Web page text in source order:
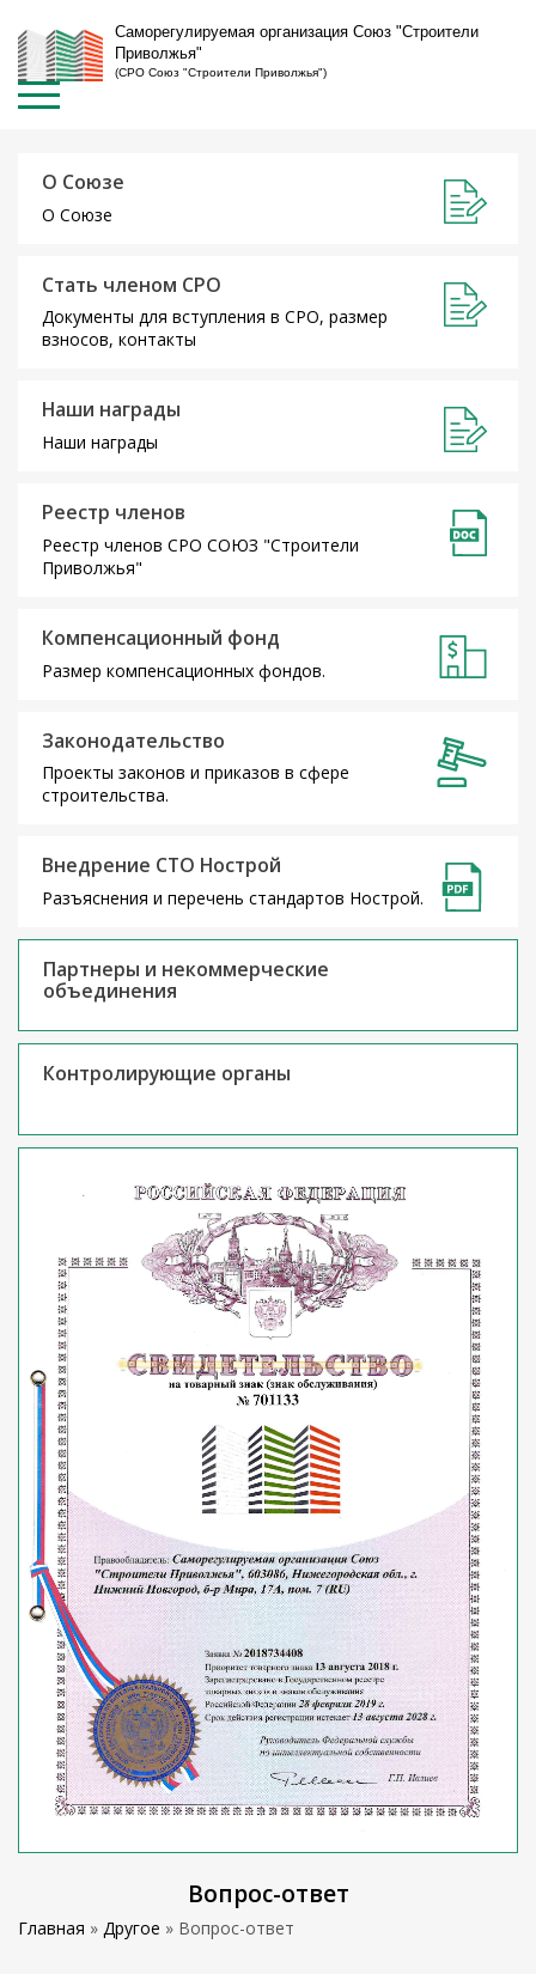
Саморегулируемая организация Союз "Строители
Приволжья"
(СРО Союз "Строители Приволжья")
О Союзе
О Союзе
Стать членом СРО
Документы для вступления в СРО, размер
взносов, контакты
Наши награды
Наши награды
Реестр членов
Реестр членов СРО СОЮЗ "Строители
Приволжья"
Компенсационный фонд
Размер компенсационных фондов.
Законодательство
Проекты законов и приказов в сфере
строительства.
Внедрение СТО Нострой
Разъяснения и перечень стандартов Нострой.
Партнеры и некоммерческие
объединения
Контролирующие органы
Вопрос-ответ
Главная » Другое » Вопрос-ответ